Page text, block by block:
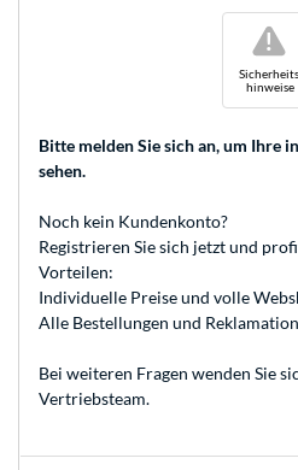
hinweise
!
Bitte melden Sie sich an, um Ihre
sehen.
Noch kein Kundenkonto?
Registrieren Sie sich jetzt und
Vorteilen:
Individuelle Preise und volle
Alle Bestellungen und
Bei weiteren Fragen wenden Sie
Vertriebsteam.